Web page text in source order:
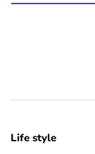
Life style